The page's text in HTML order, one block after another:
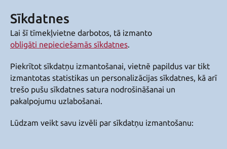
Sīkdatnes
Lai šī tīmekļvietne darbotos, tā izmanto
obligāti nepieciešamās sīkdatnes.
Piekrītot sīkdatņu izmantošanai, vietnē papildus var tikt
izmantotas statistikas un personalizācijas sīkdatnes, kā arī
trešo pušu sīkdatnes satura nodrošināšanai un
pakalpojumu uzlabošanai.
Lūdzam veikt savu izvēli par sīkdatņu izmantošanu: